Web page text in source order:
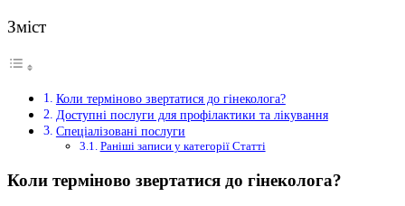
Зміст
Коли терміново звертатися до гінеколога?
Доступні послуги для профілактики та лікування
Спеціалізовані послуги
Раніші записи у категорії Статті
Коли терміново звертатися до гінеколога?